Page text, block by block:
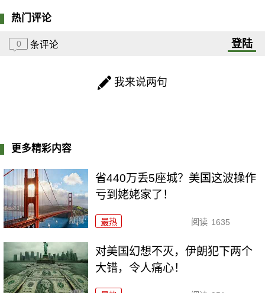
热门评论
0 条评论 登陆
我来说两句
更多精彩内容
省440万丢5座城？美国这波操作
亏到姥姥家了！
最热 阅读 1635
对美国幻想不灭，伊朗犯下两个
大错，令人痛心！